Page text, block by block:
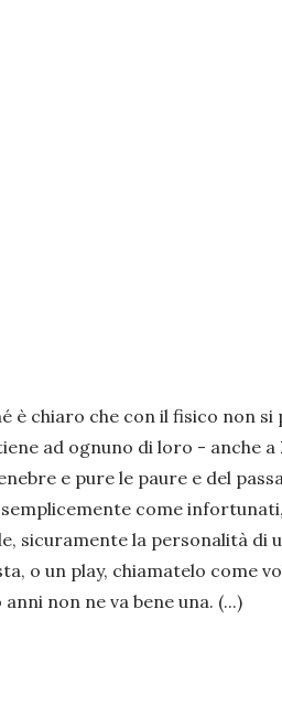
è chiaro che con il fisico non
ad ognuno di loro - anche a
e pure le paure e del
come
sicuramente la personalità di
o un play, chiamatelo come
non ne va bene una. (...)